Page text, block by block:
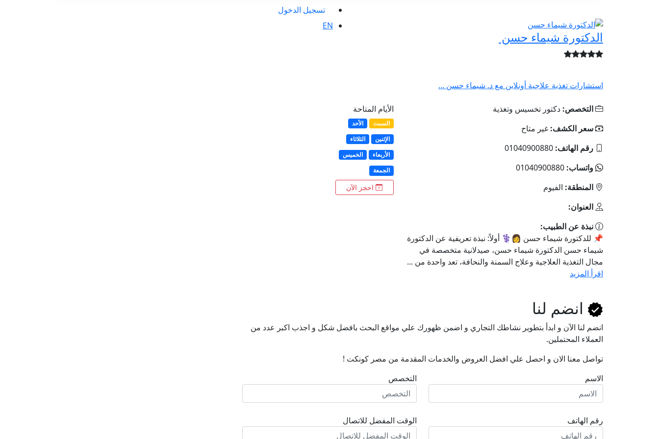
تسجيل الدخول
EN
الدكتورة شيماء حسن
استشارات تغذية علاجية أونلاين مع د. شيماء حسن ...
التخصص: دكتور تخسيس وتغذية
سعر الكشف: غير متاح
رقم الهاتف: 01040900880
واتساب: 01040900880
المنطقة: الفيوم
العنوان:
نبذة عن الطبيب:
📌 للدكتورة شيماء حسن 👩⚕️ أولاً: نبذة تعريفية عن الدكتورة
شيماء حسن الدكتورة شيماء حسن، صيدلانية متخصصة في
مجال التغذية العلاجية وعلاج السمنة والنحافة، تعد واحدة من ...
اقرأ المزيد
الأيام المتاحة
السبت
الأحد
الإثنين
الثلاثاء
الأربعاء
الخميس
الجمعة
احجز الآن
انضم لنا
انضم لنا اﻵن و ابدأ بتطوير نشاطك التجاري و اضمن ظهورك علي مواقع البحث بافضل شكل و اجذب اكبر عدد من
العملاء المحتملين.
تواصل معنا الان و احصل علي افضل العروض والخدمات المقدمة من مصر كونكت !
الاسم
رقم الهاتف
التخصص
الوقت المفضل للاتصال